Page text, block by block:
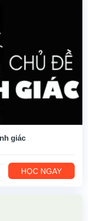
giác
HỌC NGAY